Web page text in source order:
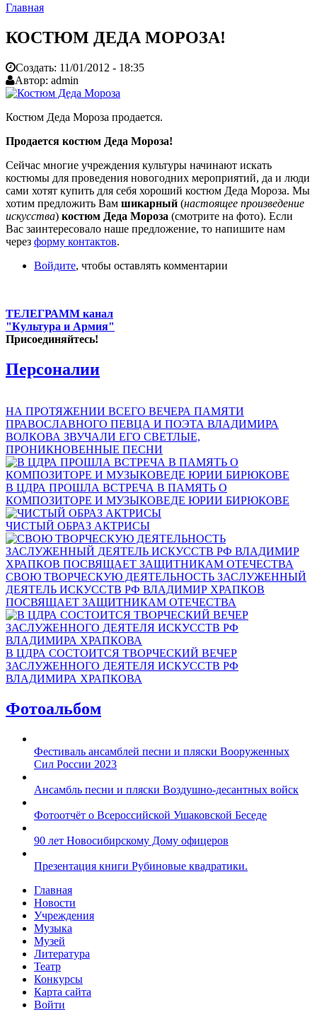
Главная
КОСТЮМ ДЕДА МОРОЗА!
Создать: 11/01/2012 - 18:35
Автор: admin
Костюм Деда Мороза продается.
Продается костюм Деда Мороза!
Сейчас многие учреждения культуры начинают искать
костюмы для проведения новогодних мероприятий, да и люди
сами хотят купить для себя хороший костюм Деда Мороза. Мы
хотим предложить Вам шикарный (настоящее произведение
искусства) костюм Деда Мороза (смотрите на фото). Если
Вас заинтересовало наше предложение, то напишите нам
через форму контактов.
Войдите, чтобы оставлять комментарии
ТЕЛЕГРАММ канал
"Культура и Армия"
Присоединяйтесь!
Персоналии
НА ПРОТЯЖЕНИИ ВСЕГО ВЕЧЕРА ПАМЯТИ
ПРАВОСЛАВНОГО ПЕВЦА И ПОЭТА ВЛАДИМИРА
ВОЛКОВА ЗВУЧАЛИ ЕГО СВЕТЛЫЕ,
ПРОНИКНОВЕННЫЕ ПЕСНИ
В ЦДРА ПРОШЛА ВСТРЕЧА В ПАМЯТЬ О
КОМПОЗИТОРЕ И МУЗЫКОВЕДЕ ЮРИИ БИРЮКОВЕ
ЧИСТЫЙ ОБРАЗ АКТРИСЫ
СВОЮ ТВОРЧЕСКУЮ ДЕЯТЕЛЬНОСТЬ ЗАСЛУЖЕННЫЙ
ДЕЯТЕЛЬ ИСКУССТВ РФ ВЛАДИМИР ХРАПКОВ
ПОСВЯЩАЕТ ЗАЩИТНИКАМ ОТЕЧЕСТВА
В ЦДРА СОСТОИТСЯ ТВОРЧЕСКИЙ ВЕЧЕР
ЗАСЛУЖЕННОГО ДЕЯТЕЛЯ ИСКУССТВ РФ
ВЛАДИМИРА ХРАПКОВА
Фотоальбом
Фестиваль ансамблей песни и пляски Вооруженных
Сил России 2023
Ансамбль песни и пляски Воздушно-десантных войск
Фотоотчёт о Всероссийской Ушаковской Беседе
90 лет Новосибирскому Дому офицеров
Презентация книги Рубиновые квадратики.
Главная
Новости
Учреждения
Музыка
Музей
Литература
Театр
Конкурсы
Карта сайта
Войти